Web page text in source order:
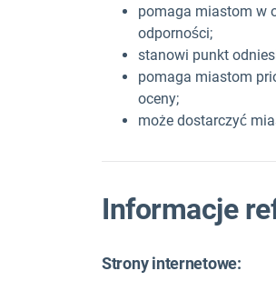
pomaga miastom w
odporności;
stanowi punkt
pomaga miastom
oceny;
może dostarczyć
Informacje
Strony internetowe: